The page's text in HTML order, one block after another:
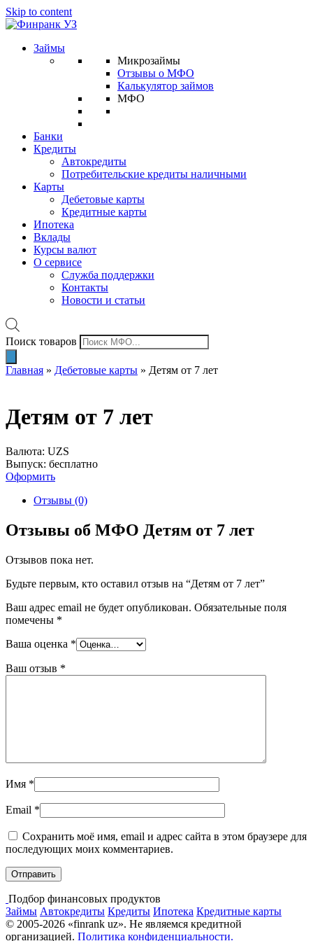
Skip to content
Займы
Микрозаймы
Отзывы о МФО
Калькулятор займов
МФО
Банки
Кредиты
Автокредиты
Потребительские кредиты наличными
Карты
Дебетовые карты
Кредитные карты
Ипотека
Вклады
Курсы валют
О сервисе
Служба поддержки
Контакты
Новости и статьи
Поиск товаров
Главная » Дебетовые карты » Детям от 7 лет
Детям от 7 лет
Валюта: UZS
Выпуск: бесплатно
Оформить
Отзывы (0)
Отзывы об МФО Детям от 7 лет
Отзывов пока нет.
Будьте первым, кто оставил отзыв на “Детям от 7 лет”
Ваш адрес email не будет опубликован. Обязательные поля
помечены *
Ваша оценка *
Ваш отзыв *
Имя *
Email *
Сохранить моё имя, email и адрес сайта в этом браузере для
последующих моих комментариев.
Подбор финансовых продуктов
Займы Автокредиты Кредиты Ипотека Кредитные карты
© 2005-2026 «finrank uz». Не являемся кредитной
организацией. Политика конфиденциальности.